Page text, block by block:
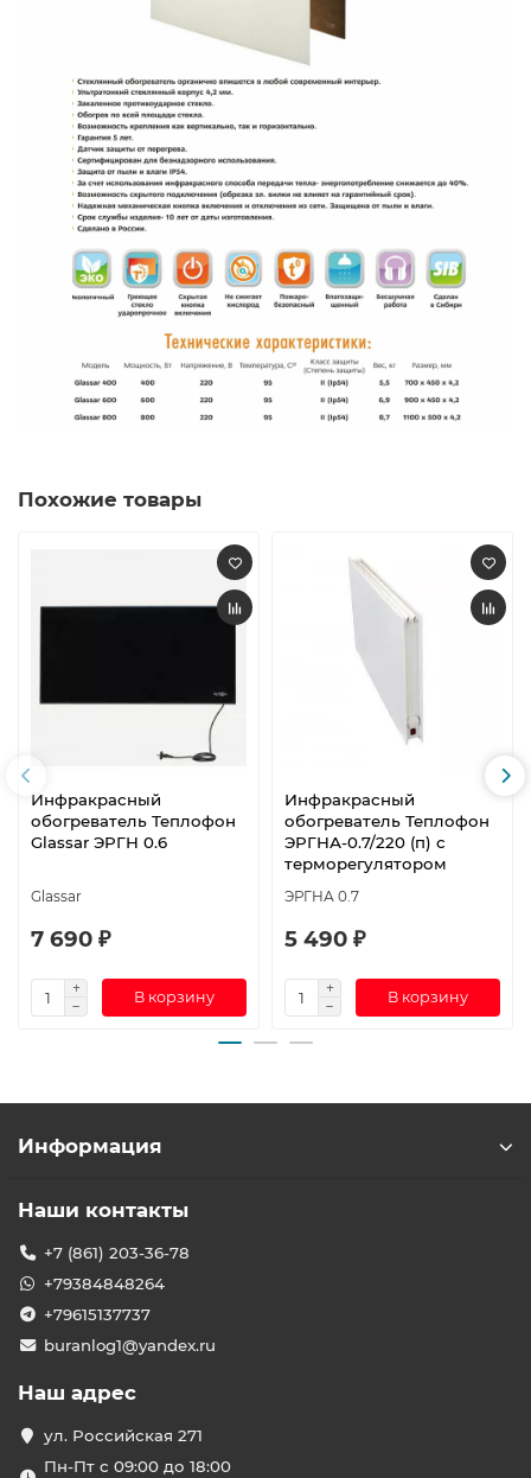
Похожие товары
Инфракрасный
обогреватель Теплофон
Glassar ЭРГН 0.6
Glassar
7 690 ₽
В корзину
Инфракрасный
обогреватель Теплофон
ЭРГНА-0.7/220 (п) с
терморегулятором
ЭРГНА 0.7
5 490 ₽
В корзину
Информация
Наши контакты
+7 (861) 203-36-78
+79384848264
+79615137737
buranlog1@yandex.ru
Наш адрес
ул. Российская 271
Пн-Пт с 09:00 до 18:00